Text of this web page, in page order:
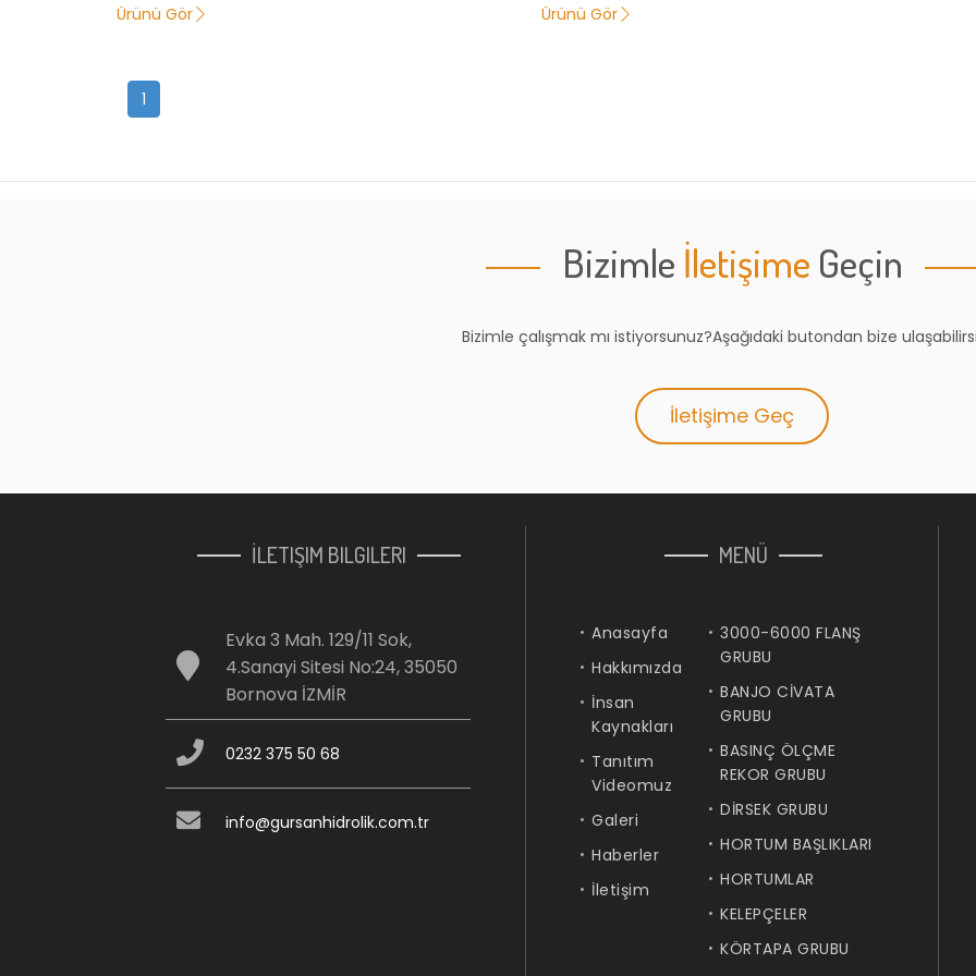
Ürünü Gör Ürünü Gör
1
Bizimle İletişime Geçin
Bizimle çalışmak mı istiyorsunuz?Aşağıdaki butondan bize
İletişime Geç
İLETIŞIM BILGILERI
Evka 3 Mah. 129/11 Sok,
4.Sanayi Sitesi No:24, 35050
Bornova İZMİR
0232 375 50 68
info@gursanhidrolik.com.tr
MENÜ
Anasayfa
Hakkımızda
İnsan
Kaynakları
Tanıtım
Videomuz
Galeri
Haberler
İletişim
3000-6000 FLANŞ
GRUBU
BANJO CİVATA
GRUBU
BASINÇ ÖLÇME
REKOR GRUBU
DİRSEK GRUBU
HORTUM BAŞLIKLARI
HORTUMLAR
KELEPÇELER
KÖRTAPA GRUBU